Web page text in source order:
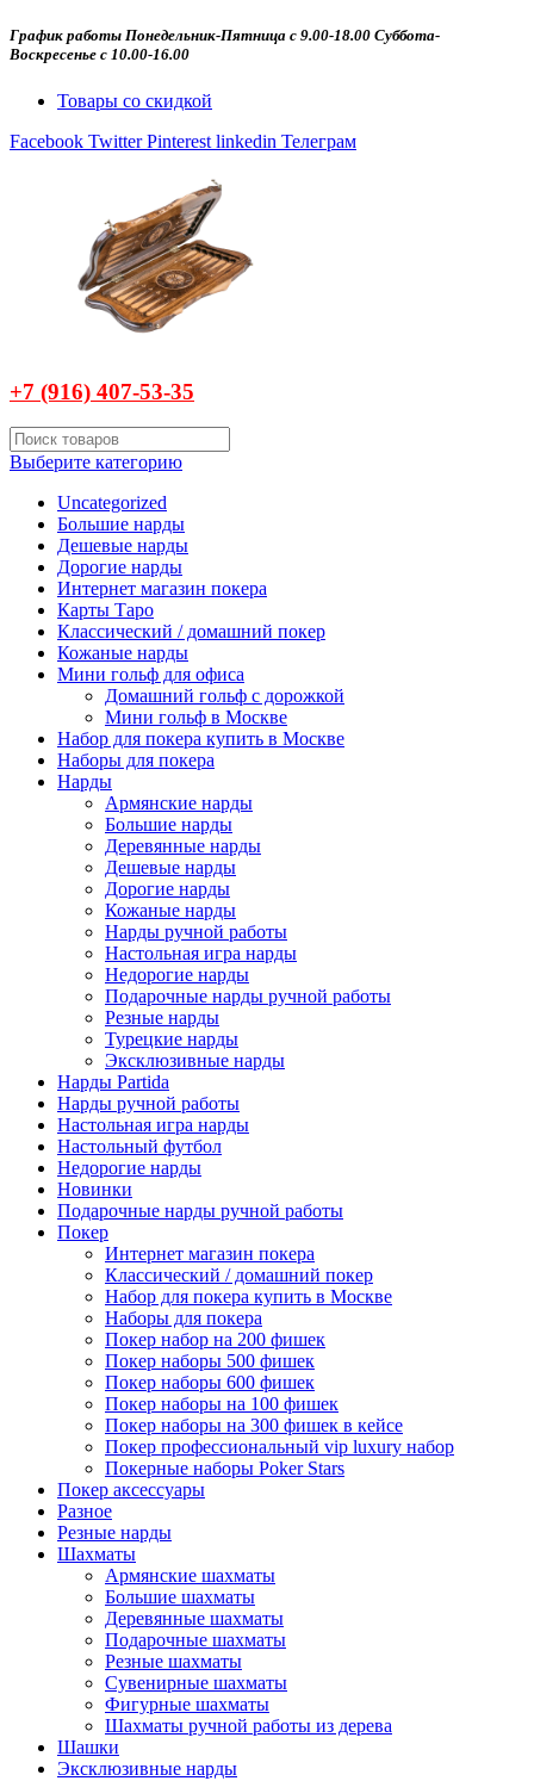
График работы Понедельник-Пятница с 9.00-18.00 Суббота-
Воскресенье с 10.00-16.00
Товары со скидкой
Facebook Twitter Pinterest linkedin Телеграм
+7 (916) 407-53-35
Выберите категорию
Uncategorized
Большие нарды
Дешевые нарды
Дорогие нарды
Интернет магазин покера
Карты Таро
Классический / домашний покер
Кожаные нарды
Мини гольф для офиса
Домашний гольф с дорожкой
Мини гольф в Москве
Набор для покера купить в Москве
Наборы для покера
Нарды
Армянские нарды
Большие нарды
Деревянные нарды
Дешевые нарды
Дорогие нарды
Кожаные нарды
Нарды ручной работы
Настольная игра нарды
Недорогие нарды
Подарочные нарды ручной работы
Резные нарды
Турецкие нарды
Эксклюзивные нарды
Нарды Partida
Нарды ручной работы
Настольная игра нарды
Настольный футбол
Недорогие нарды
Новинки
Подарочные нарды ручной работы
Покер
Интернет магазин покера
Классический / домашний покер
Набор для покера купить в Москве
Наборы для покера
Покер набор на 200 фишек
Покер наборы 500 фишек
Покер наборы 600 фишек
Покер наборы на 100 фишек
Покер наборы на 300 фишек в кейсе
Покер профессиональный vip luxury набор
Покерные наборы Poker Stars
Покер аксессуары
Разное
Резные нарды
Шахматы
Армянские шахматы
Большие шахматы
Деревянные шахматы
Подарочные шахматы
Резные шахматы
Сувенирные шахматы
Фигурные шахматы
Шахматы ручной работы из дерева
Шашки
Эксклюзивные нарды